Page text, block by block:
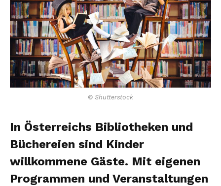
© Shutterstock
In Österreichs Bibliotheken und
Büchereien sind Kinder
willkommene Gäste. Mit eigenen
Programmen und Veranstaltungen